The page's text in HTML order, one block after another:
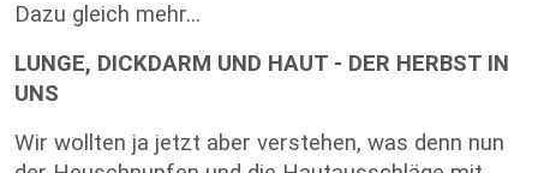
Dazu gleich mehr...
LUNGE, DICKDARM UND HAUT - DER HERBST IN
UNS
Wir wollten ja jetzt aber verstehen, was denn nun